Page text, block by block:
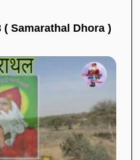
( Samarathal Dhora )